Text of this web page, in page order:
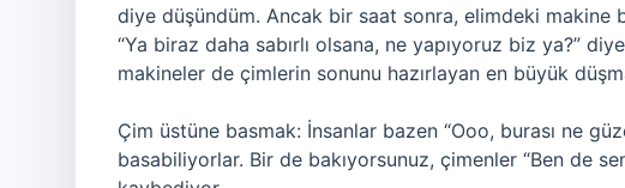
diye düşündüm. Ancak bir saat sonra, elimdeki makine
“Ya biraz daha sabırlı olsana, ne yapıyoruz biz ya?”
makineler de çimlerin sonunu hazırlayan en büyük
Çim üstüne basmak: İnsanlar bazen “Ooo, burası ne
basabiliyorlar. Bir de bakıyorsunuz, çimenler “Ben de